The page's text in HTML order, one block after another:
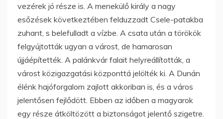
vezérek jó része is. A menekülő király a nagy
esőzések következtében felduzzadt Csele-patakba
zuhant, s belefulladt a vízbe. A csata után a törökök
felgyújtották ugyan a várost, de hamarosan
újjáépítették. A palánkvár falait helyreállították, a
várost közigazgatási központtá jelölték ki. A Dunán
élénk hajóforgalom zajlott akkoriban is, és a város
jelentősen fejlődött. Ebben az időben a magyarok
egy része átköltözött a biztonságot jelentő szigetre.